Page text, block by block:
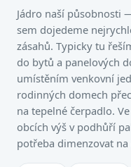
Jádro naší působnosti
sem dojedeme
zásahů. Typicky tu
do bytů a panelových
umístěním venkovní
rodinných domech
na tepelné čerpadlo.
obcích výš v podhůří
potřeba dimenzovat